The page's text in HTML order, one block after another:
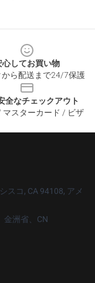
心してお買い物
から配送まで24/7保護
全なチェックアウト
マスターカード / ビザ
スコ, CA 94108, アメ
金洲省、CN